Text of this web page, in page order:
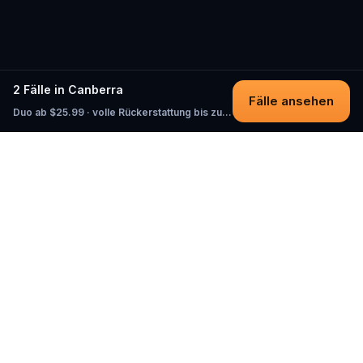
2 Fälle in Canberra
Duo ab $25.99 · volle Rückerstattung bis zum Start
Fälle ansehen